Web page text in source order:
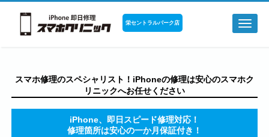
Toggle
栄セントラルパーク店
スマホ修理のスペシャリスト！iPhoneの修理は安心のスマホク
リニックへお任せください
iPhone、即日スピード修理対応！
修理箇所は安心の一か月保証付き！